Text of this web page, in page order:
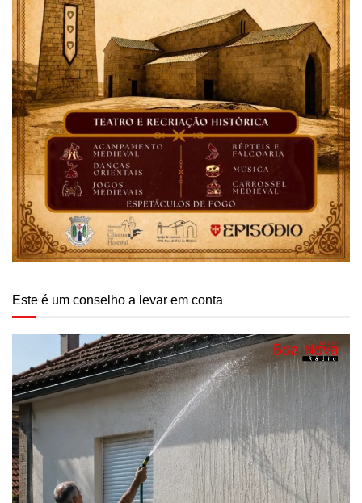
Este é um conselho a levar em conta